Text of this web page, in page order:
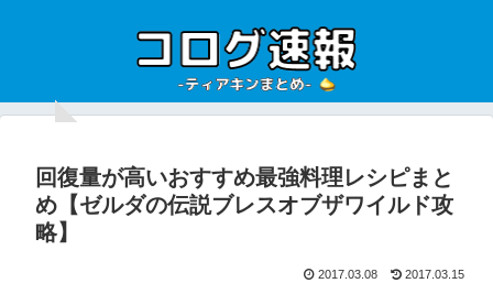
回復量が高いおすすめ最強料理レシピまと
め【ゼルダの伝説ブレスオブザワイルド攻
略】
2017.03.08 2017.03.15